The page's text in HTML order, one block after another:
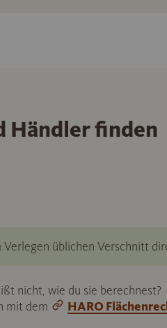
Händler finden
üblichen Verschnitt
nicht, wie du sie berechnest?
mit dem
HARO